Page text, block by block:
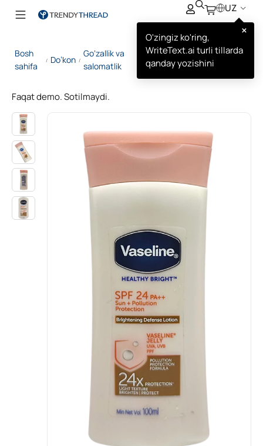
UZ
×
O'zingiz ko'ring,
WriteText.ai turli tillarda
qanday yozishini
Bosh
sahifa
/ Do’kon /
Go‘zallik va
salomatlik
Vaseline Healthy Bright
Spf24 Tana Losyoni
Faqat demo. Sotilmaydi.